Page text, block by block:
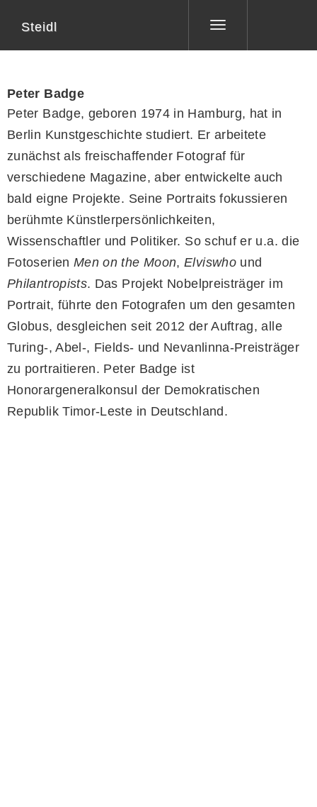
Toggle
Steidl
Peter Badge
Peter Badge, geboren 1974 in Hamburg, hat in
Berlin Kunstgeschichte studiert. Er arbeitete
zunächst als freischaffender Fotograf für
verschiedene Magazine, aber entwickelte auch
bald eigne Projekte. Seine Portraits fokussieren
berühmte Künstlerpersönlichkeiten,
Wissenschaftler und Politiker. So schuf er u.a. die
Fotoserien Men on the Moon,Elviswho und
Philantropists. Das Projekt Nobelpreisträger im
Portrait, führte den Fotografen um den gesamten
Globus, desgleichen seit 2012 der Auftrag, alle
Turing-, Abel-, Fields- und Nevanlinna-Preisträger
zu portraitieren. Peter Badge ist
Honorargeneralkonsul der Demokratischen
Republik Timor-Leste in Deutschland.